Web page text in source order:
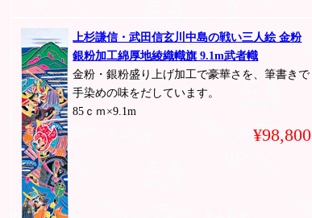
上杉謙信・武田信玄川中島の戦い三人絵 金粉
銀粉加工綿厚地綾織幟旗 9.1m武者幟
金粉・銀粉盛り上げ加工で豪華さを、筆書きで
手染めの味をだしています。
85ｃｍ×9.1m
¥98,800